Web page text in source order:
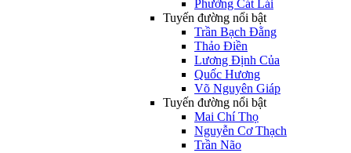
Phường Cát Lái
Tuyến đường nổi bật
Trần Bạch Đằng
Thảo Điền
Lương Định Của
Quốc Hương
Võ Nguyên Giáp
Tuyến đường nổi bật
Mai Chí Thọ
Nguyễn Cơ Thạch
Trần Não